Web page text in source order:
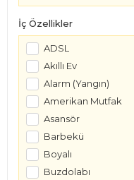
İç Özellikler
ADSL
Akıllı Ev
Alarm (Yangın)
Amerikan Mutfak
Asansör
Barbekü
Boyalı
Buzdolabı